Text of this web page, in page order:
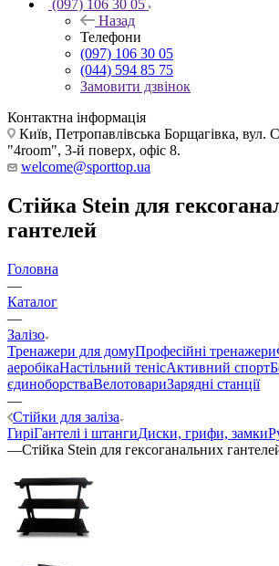
(097) 106 30 05
Назад
Телефони
(097) 106 30 05
(044) 594 85 75
Замовити дзвінок
Контактна інформація
Київ, Петропавлівська Борщагівка, вул.
"4room", 3-й поверх, офіс 8.
welcome@sporttop.ua
Стійка Stein для
гантелей
Головна
—
Каталог
—
Залізо
Тренажери для домуПрофесійні тренажери
аеробікаНастільний тенісАктивний спорт
єдиноборстваВелотовариЗарядні станції
—
Стійки для заліза
ГиріГантелі і штангиДиски, грифи, замки
—Стійка Stein для гексоганальних